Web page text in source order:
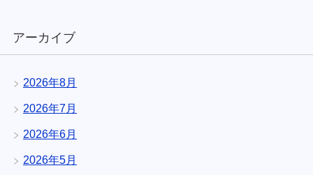
アーカイブ
2026年8月
2026年7月
2026年6月
2026年5月